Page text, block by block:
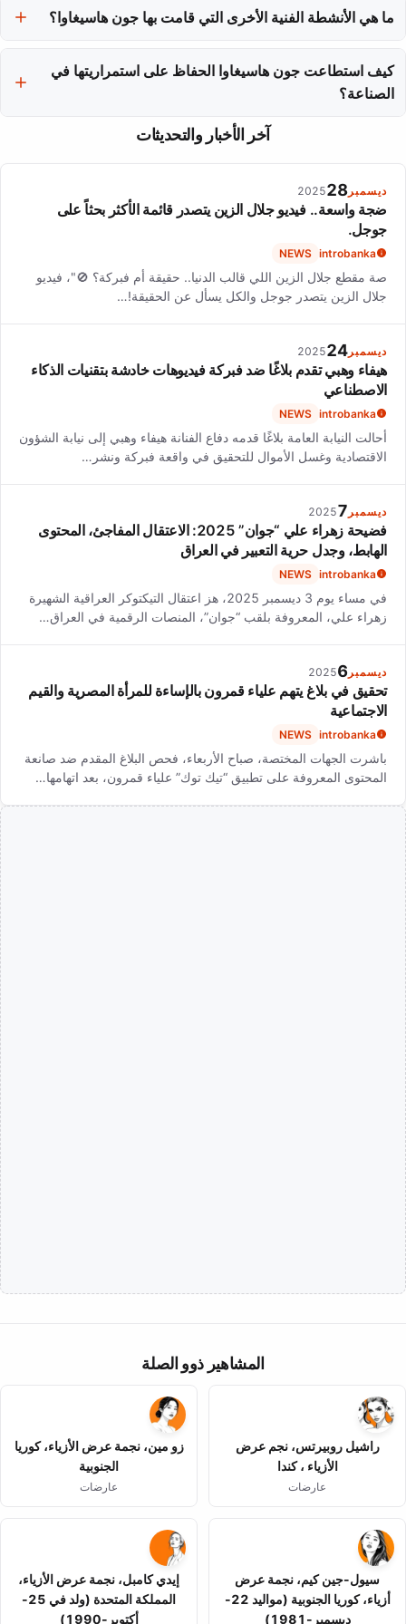
حيث استطاعت أن تعبر عن هويتها الثقافية وتبني علامة تجارية شخصية
ما هي الأنشطة الفنية الأخرى التي قامت بها جون هاسيغاوا؟
'51'، ولديها عمود يصف خزانة ملابسها وحياتها الشخصية، مما يعكس
أصالتها.
كيف استطاعت جون هاسيغاوا الحفاظ على استمراريتها في
الصناعة؟
حافظت جون هاسيغاوا على استمراريتها من خلال العمل المستمر،
الارتباط الحقيقي مع جمهورها، وإدارة ذكية لمهنتها، مما جعلها واحدة من
آخر الأخبار والتحديثات
ديسمبر 28
2025
ضجة واسعة.. فيديو جلال الزين يتصدر قائمة الأكثر بحثاً على
جوجل.
introbanka
NEWS
صة مقطع جلال الزين اللي قالب الدنيا.. حقيقة أم فبركة؟ 🚫"، فيديو
جلال الزين يتصدر جوجل والكل يسأل عن الحقيقة!…
ديسمبر 24
2025
هيفاء وهبي تقدم بلاغًا ضد فبركة فيديوهات خادشة بتقنيات الذكاء
الاصطناعي
introbanka
NEWS
أحالت النيابة العامة بلاغًا قدمه دفاع الفنانة هيفاء وهبي إلى نيابة الشؤون
الاقتصادية وغسل الأموال للتحقيق في واقعة فبركة ونشر…
ديسمبر 7
2025
فضيحة زهراء علي “جوان” 2025: الاعتقال المفاجئ، المحتوى
الهابط، وجدل حرية التعبير في العراق
introbanka
NEWS
في مساء يوم 3 ديسمبر 2025، هز اعتقال التيكتوكر العراقية الشهيرة
زهراء علي، المعروفة بلقب “جوان”، المنصات الرقمية في العراق…
ديسمبر 6
2025
تحقيق في بلاغ يتهم علياء قمرون بالإساءة للمرأة المصرية والقيم
الاجتماعية
introbanka
NEWS
باشرت الجهات المختصة، صباح الأربعاء، فحص البلاغ المقدم ضد صانعة
المحتوى المعروفة على تطبيق “تيك توك” علياء قمرون، بعد اتهامها…
المشاهير ذوو الصلة
راشيل روبيرتس، نجم عرض
الأزياء ، كندا
عارضات
زو مين، نجمة عرض الأزياء، كوريا
الجنوبية
عارضات
سيول-جين كيم، نجمة عرض
أزياء، كوريا الجنوبية (مواليد 22-
ديسمبر-1981)
إيدي كامبل، نجمة عرض الأزياء،
المملكة المتحدة (ولد في 25-
أكتوبر-1990)